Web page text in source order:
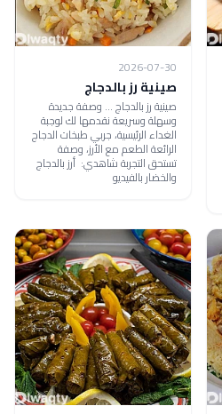
2026-07-30
صينية رز بالدجاج
صينية رز بالدجاج ... وصفة جديدة
وسهلة وسريعة نقدمها لك لوجبة
الغداء الرئيسية، جربي طبخات الدجاج
الرائعة الطعم مع الأرز، وصفة
تستحق التجربة شاهدي: أرز بالدجاج
والخضار بالفيديو